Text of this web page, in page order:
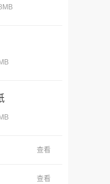
查看
查看